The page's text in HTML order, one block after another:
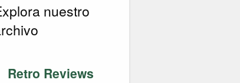
nuestro
Retro Reviews